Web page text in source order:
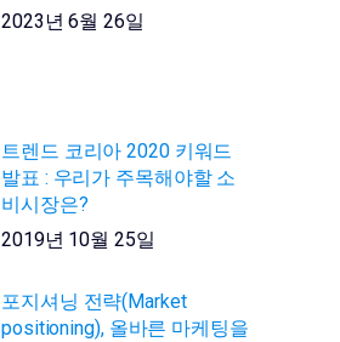
2023년 6월 26일
트렌드 코리아 2020 키워드
발표 : 우리가 주목해야할 소
비시장은?
2019년 10월 25일
포지셔닝 전략(Market
positioning), 올바른 마케팅을